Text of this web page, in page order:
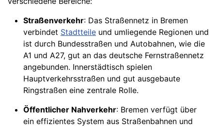
Straßenverkehr: Das Straßennetz in Bremen
verbindet Stadtteile und umliegende Regionen und
ist durch Bundesstraßen und Autobahnen, wie die
A1 und A27, gut an das deutsche Fernstraßennetz
angebunden. Innerstädtisch spielen
Hauptverkehrsstraßen und gut ausgebaute
Ringstraßen eine zentrale Rolle.
Öffentlicher Nahverkehr: Bremen verfügt über
ein effizientes System aus Straßenbahnen und